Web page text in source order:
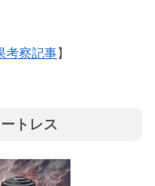
考察記事】
トレス